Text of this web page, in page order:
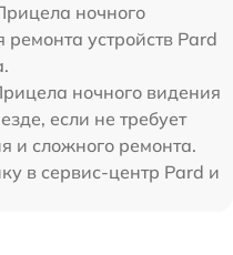
ночного
устройств Pard
ночного видения
если не требует
и сложного ремонта.
в сервис-центр Pard и